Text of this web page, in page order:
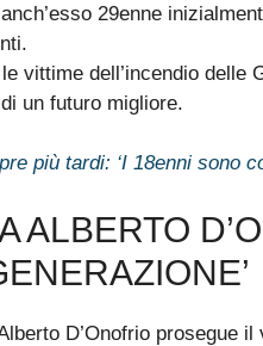
29enne
vittime dell’incendio delle
un futuro migliore.
più tardi: ‘I 18enni sono
ALBERTO
D’Onofrio prosegue